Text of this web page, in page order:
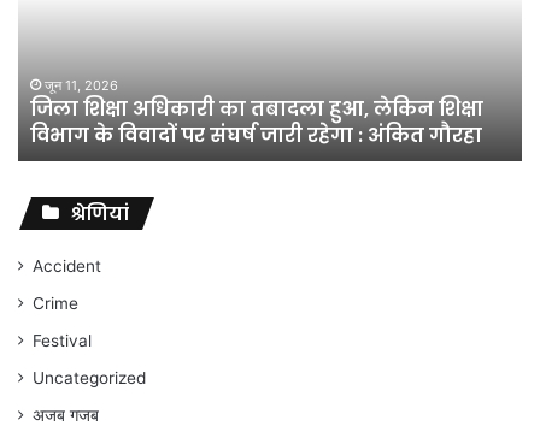
शिक्षा
विभाग
विवादों
संघर्ष
जारी
रहेगा
अंकित
गौरहा
जून 11, 2026
जिला शिक्षा अधिकारी का तबादला हुआ, लेकिन शिक्षा
विभाग के विवादों पर संघर्ष जारी रहेगा : अंकित गौरहा
श्रेणियां
Accident
Crime
Festival
Uncategorized
अजब गजब